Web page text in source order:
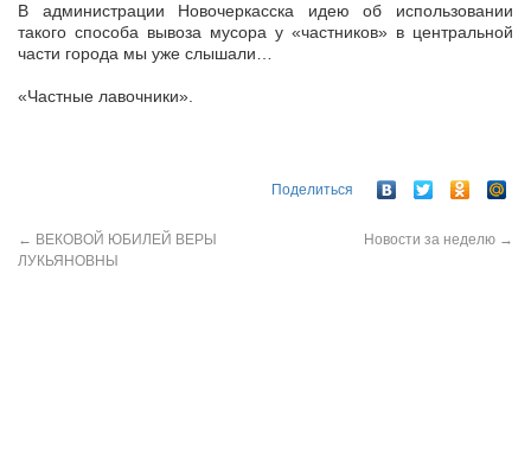
В администрации Новочеркасска идею об использовании
такого способа вывоза мусора у «частников» в центральной
части города мы уже слышали…
«Частные лавочники».
Поделиться
← ВЕКОВОЙ ЮБИЛЕЙ ВЕРЫ
ЛУКЬЯНОВНЫ
Новости за неделю →